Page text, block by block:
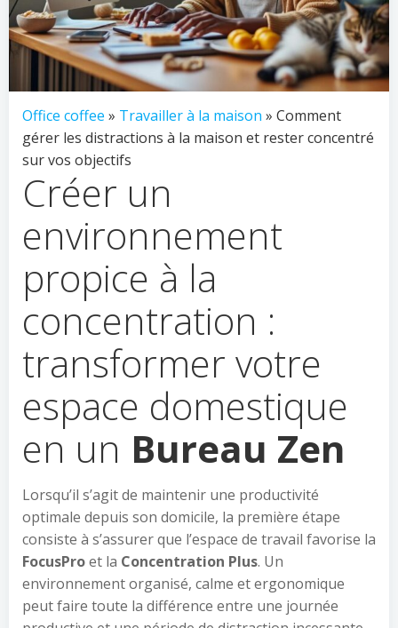
Office coffee » Travailler à la maison » Comment
gérer les distractions à la maison et rester concentré
sur vos objectifs
Créer un
environnement
propice à la
concentration :
transformer votre
espace domestique
en un Bureau Zen
Lorsqu’il s’agit de maintenir une productivité
optimale depuis son domicile, la première étape
consiste à s’assurer que l’espace de travail favorise la
FocusProet la Concentration Plus. Un
environnement organisé, calme et ergonomique
peut faire toute la différence entre une journée